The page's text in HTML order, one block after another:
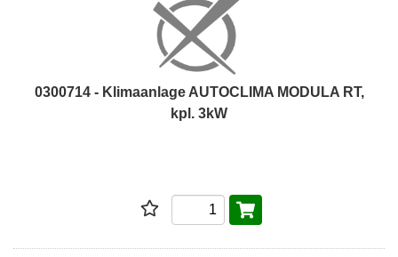
0300714 - Klimaanlage AUTOCLIMA MODULA RT,
kpl. 3kW